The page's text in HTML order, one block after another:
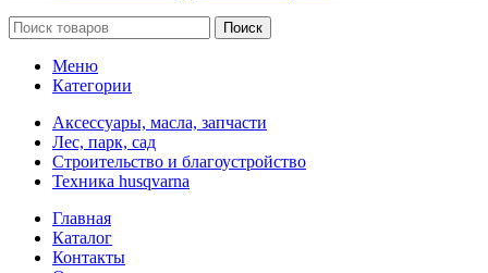
Поиск
Меню
Категории
Аксессуары, масла, запчасти
Лес, парк, сад
Строительство и благоустройство
Техника husqvarna
Главная
Каталог
Контакты